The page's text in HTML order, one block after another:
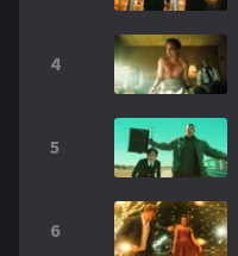
SERIES
4
5
6